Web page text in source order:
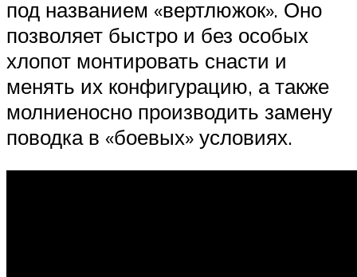
под названием «вертлюжок». Оно
позволяет быстро и без особых
хлопот монтировать снасти и
менять их конфигурацию, а также
молниеносно производить замену
поводка в «боевых» условиях.